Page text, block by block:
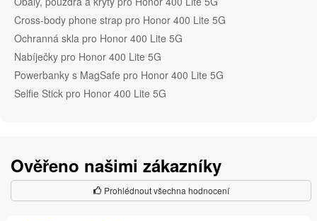
Cross-body phone strap pro Honor 400 Lite 5G
Ochranná skla pro Honor 400 Lite 5G
Nabíječky pro Honor 400 Lite 5G
Powerbanky s MagSafe pro Honor 400 Lite 5G
Selfie Stick pro Honor 400 Lite 5G
Ověřeno našimi zákazníky
Prohlédnout všechna hodnocení